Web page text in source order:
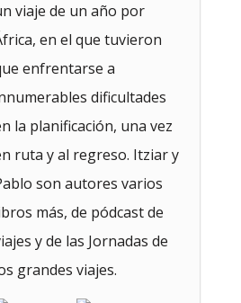
viaje de un año por
en el que tuvieron
enfrentarse a
dificultades
la planificación, una vez
ruta y al regreso. Itziar y
son autores varios
más, de pódcast de
y de las Jornadas de
grandes viajes.